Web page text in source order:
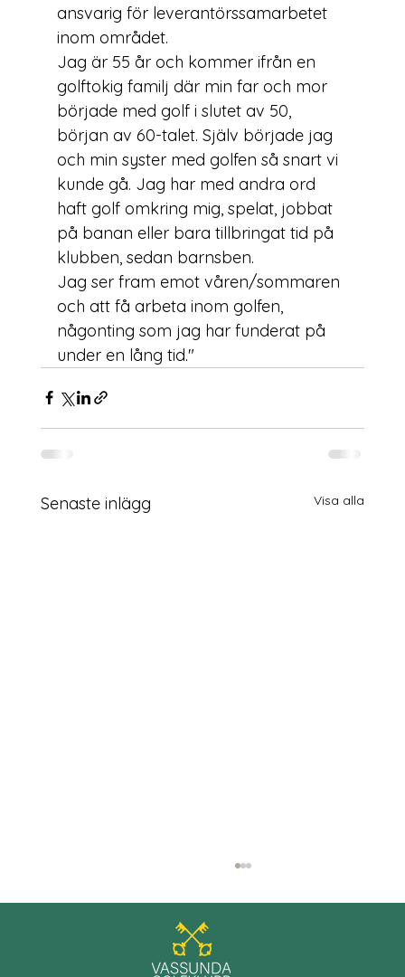
ansvarig för leverantörssamarbetet
inom området.
Jag är 55 år och kommer ifrån en
golftokig familj där min far och mor
började med golf i slutet av 50,
början av 60-talet. Själv började jag
och min syster med golfen så snart vi
kunde gå. Jag har med andra ord
haft golf omkring mig, spelat, jobbat
på banan eller bara tillbringat tid på
klubben, sedan barnsben.
Jag ser fram emot våren/sommaren
och att få arbeta inom golfen,
någonting som jag har funderat på
under en lång tid."
Senaste inlägg Visa alla